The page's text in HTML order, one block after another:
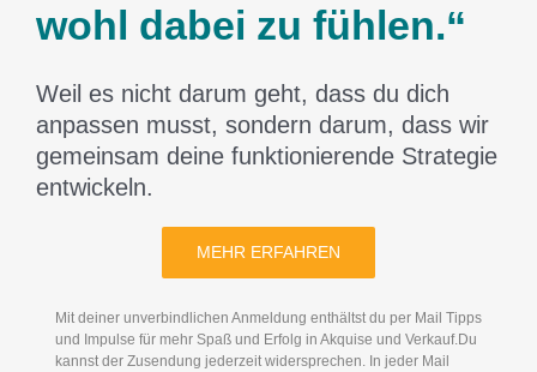
wohl dabei zu fühlen.“
Weil es nicht darum geht, dass du dich
anpassen musst, sondern darum, dass wir
gemeinsam deine funktionierende Strategie
entwickeln.
MEHR ERFAHREN
Mit deiner unverbindlichen Anmeldung enthältst du per Mail Tipps
und Impulse für mehr Spaß und Erfolg in Akquise und Verkauf.Du
kannst der Zusendung jederzeit widersprechen. In jeder Mail